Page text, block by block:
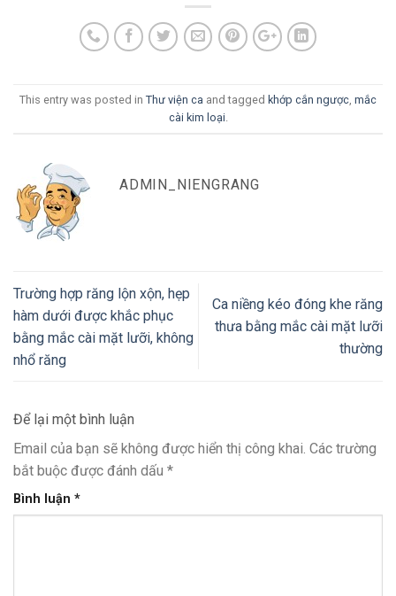
This entry was posted in Thư viện ca and tagged khớp cắn ngược mắc
cài kim loại
ADMIN_NIENGRANG
Trường hợp răng lộn xộn, hẹp
hàm dưới được khắc phục
bằng mắc cài mặt lưỡi, không
nhổ răng
Ca niềng kéo đóng khe răng
thưa bằng mắc cài mặt lưỡi
thường
Để lại một bình luận
Email của bạn sẽ không được hiển thị công khai. Các trường
bắt buộc được đánh dấu *
Bình luận *